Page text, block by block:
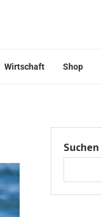
Wirtschaft Shop
Suchen